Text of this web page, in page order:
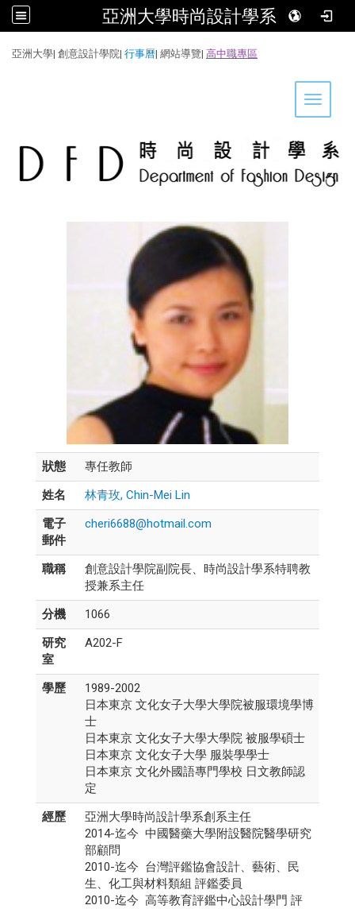
亞洲大學時尚設計學系
亞洲大學| 創意設計學院| 行事曆| 網站導覽| 高中職專區
Toggle
狀態
專任教師
姓名
林青玫, Chin-Mei Lin
電子
郵件
cheri6688@hotmail.com
職稱
創意設計學院副院長、時尚設計學系特聘教
授兼系主任
分機
1066
研究
室
A202-F
學歷
1989-2002
日本東京 文化女子大學大學院被服環境學博
士
日本東京 文化女子大學大學院 被服學碩士
日本東京 文化女子大學 服裝學學士
日本東京 文化外國語專門學校 日文教師認
定
經歷
亞洲大學時尚設計學系創系主任
2014-迄今 中國醫藥大學附設醫院醫學研究
部顧問
2010-迄今 台灣評鑑協會設計、藝術、民
生、化工與材料類組 評鑑委員
2010-迄今 高等教育評鑑中心設計學門 評